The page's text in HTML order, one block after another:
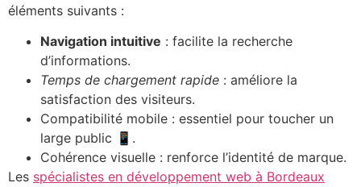
éléments suivants :
Navigation intuitive : facilite la recherche
d’informations.
Temps de chargement rapide : améliore la
satisfaction des visiteurs.
Compatibilité mobile : essentiel pour toucher un
large public 📱.
Cohérence visuelle : renforce l’identité de marque.
Les spécialistes en développement web à Bordeaux